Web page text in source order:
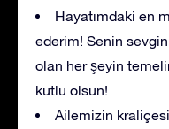
Hayatımdaki en
ederim! Senin
olan her şeyin
kutlu olsun!
Ailemizin